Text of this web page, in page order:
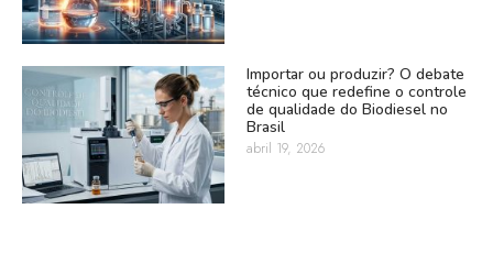
Importar ou produzir? O debate
técnico que redefine o controle
de qualidade do Biodiesel no
Brasil
abril 19, 2026